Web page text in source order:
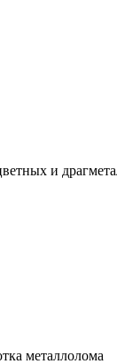
и
металлолома